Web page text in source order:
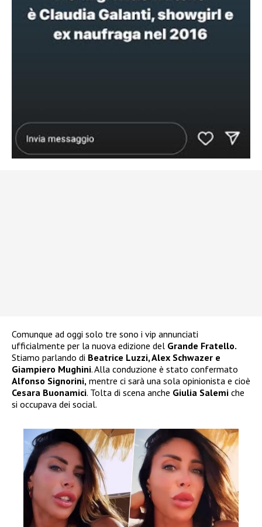
Comunque ad oggi solo tre sono i vip annunciati
ufficialmente per la nuova edizione del Grande Fratello.
Stiamo parlando di Beatrice Luzzi, Alex Schwazer e
Giampiero Mughini. Alla conduzione è stato confermato
Alfonso Signorini, mentre ci sarà una sola opinionista e cioè
Cesara Buonamici. Tolta di scena anche Giulia Salemi che
si occupava dei social.